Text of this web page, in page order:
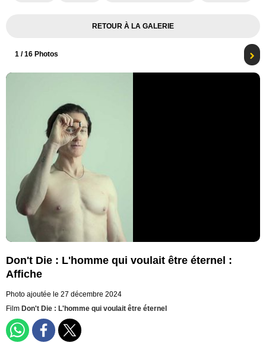
RETOUR À LA GALERIE
1 / 16 Photos
Don't Die : L'homme qui voulait être éternel :
Affiche
Photo ajoutée le 27 décembre 2024
Film Don't Die : L'homme qui voulait être éternel